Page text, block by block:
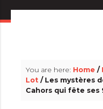
You are here: Home /
Lot / Les mystères
Cahors qui fête ses